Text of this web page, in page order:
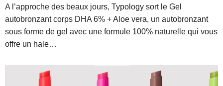
A l’approche des beaux jours, Typology sort le Gel
autobronzant corps DHA 6% + Aloe vera, un autobronzant
sous forme de gel avec une formule 100% naturelle qui vous
offre un hale…